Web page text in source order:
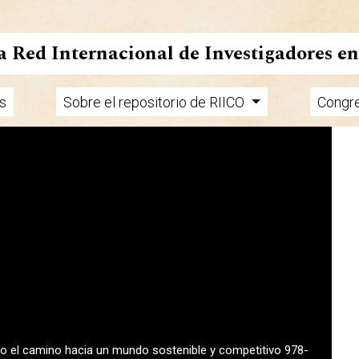
Red Internacional de Investigadores
Sobre el repositorio de RIICO
el camino hacia un mundo sostenible y competitivo 978-